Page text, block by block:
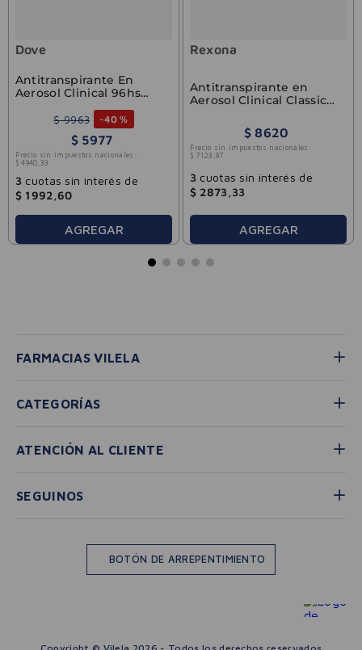
Dove
Antitranspirante En
Aerosol Clinical 96hs
$ 9963 -40 %
$ 5977
Precio sin impuestos nacionales:
$ 4940 ,33
3cuotas sin interés de
$ 1992 60
AGREGAR
Rexona
Antitranspirante en
Aerosol Clinical Classic
$ 8620
Precio sin impuestos nacionales:
$ 7123 ,97
3cuotas sin interés de
$ 2873 33
AGREGAR
FARMACIAS VILELA
CATEGORÍAS
ATENCIÓN AL CLIENTE
SEGUINOS
BOTÓN DE ARREPENTIMIENTO